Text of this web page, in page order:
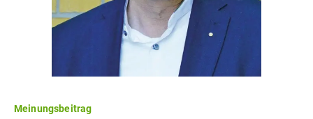
Meinungsbeitrag